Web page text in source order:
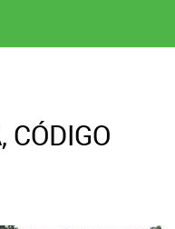
CÓDIGO